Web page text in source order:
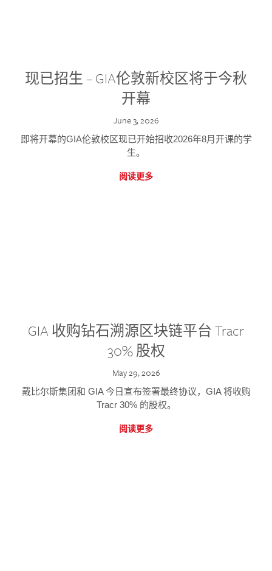
现已招生 – GIA伦敦新校区将于今秋
开幕
June 3, 2026
即将开幕的GIA伦敦校区现已开始招收2026年8月开课的学
生。
阅读更多
GIA 收购钻石溯源区块链平台 Tracr
30% 股权
May 29, 2026
戴比尔斯集团和 GIA 今日宣布签署最终协议，GIA 将收购
Tracr 30% 的股权。
阅读更多